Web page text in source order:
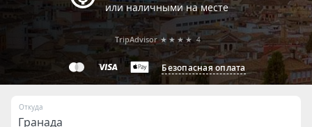
или наличными на месте
Безопасная оплата
TripAdvisor ★★★★ 4
Откуда